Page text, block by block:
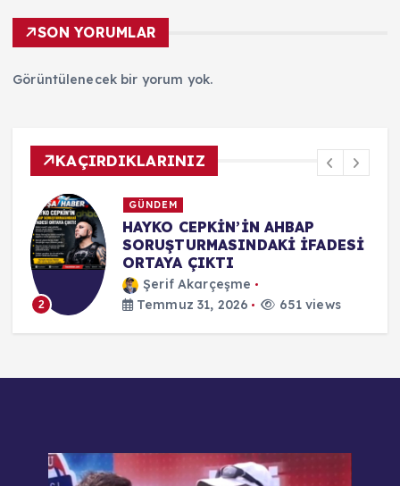
SON YORUMLAR
Görüntülenecek bir yorum yok.
KAÇIRDIKLARINIZ
SİYASET
KUŞADASI CHP’DE TOPLU
İSTİFA: BAŞKAN VEKİLİ TAHSİN
DEMİRTAŞ VE MECLİS ÜYELERİ
YENİ PARTİ’YE KATILDI
Şerif Akarçeşme